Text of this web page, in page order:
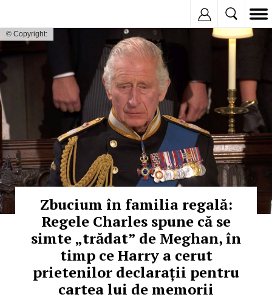
© Copyright:
Zbucium în familia regală:
Regele Charles spune că se
simte „trădat” de Meghan, în
timp ce Harry a cerut
prietenilor declarații pentru
cartea lui de memorii